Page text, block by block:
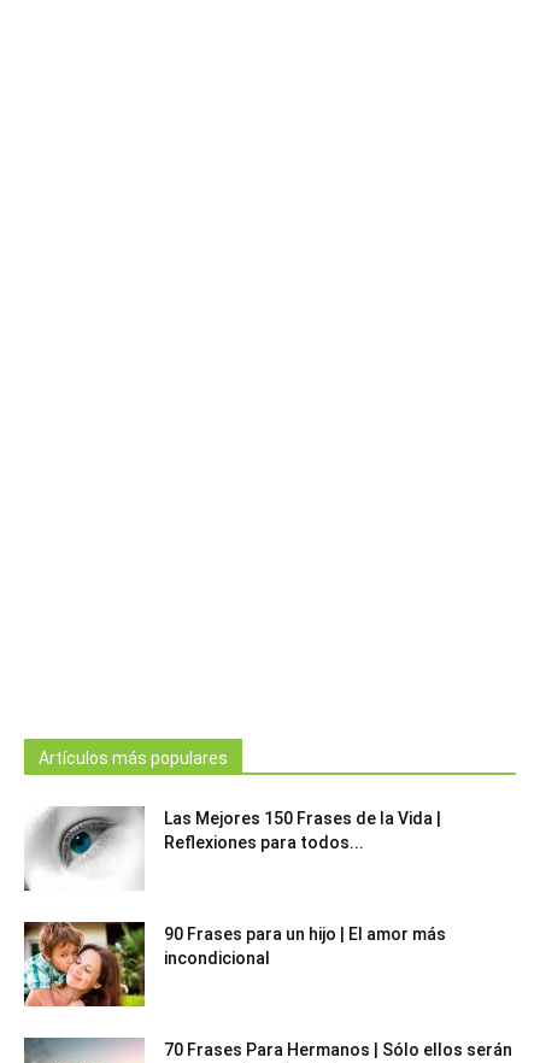
Artículos más populares
Las Mejores 150 Frases de la Vida |
Reflexiones para todos...
90 Frases para un hijo | El amor más
incondicional
70 Frases Para Hermanos | Sólo ellos serán